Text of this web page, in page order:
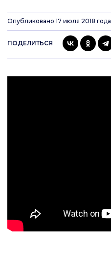
Опубликовано 17 июля 2018 года
ПОДЕЛИТЬСЯ